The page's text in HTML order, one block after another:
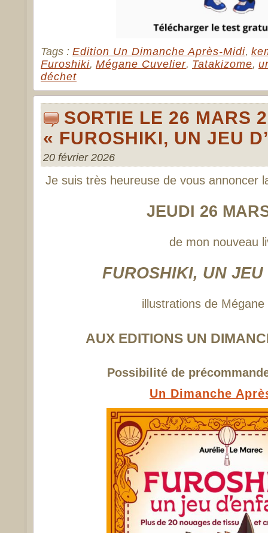
Tags : Edition Un Dimanche Après-Midi,
Furoshiki, Mégane Cuvelier, Tatakizome,
déchet
SORTIE LE 26 MARS
« FUROSHIKI, UN JEU
20 février 2026
Je suis très heureuse de vous annoncer
JEUDI 26
de mon nouveau
FUROSHIKI, UN JEU
illustrations de Mégane
AUX EDITIONS UN
Possibilité de
Un Dimanche